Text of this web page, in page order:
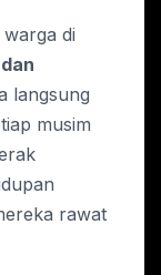
di
langsung
musim
rawat